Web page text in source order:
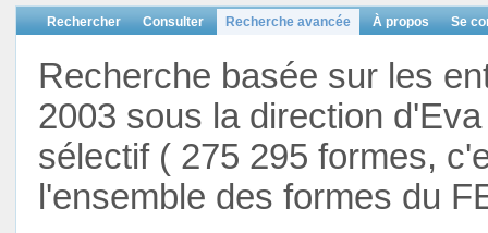
Rechercher Consulter Recherche avancée À propos Se
Recherche basée sur les
2003 sous la direction
sélectif ( 275 295 formes,
l'ensemble des formes du